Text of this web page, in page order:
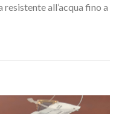
resistente all’acqua fino a